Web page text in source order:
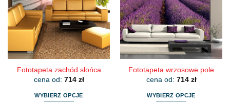
można
wybrać
na
stronie
produktu
można
wybrać
na
stronie
produktu
Fototapeta zachód słońca
cena od: 714 zł
WYBIERZ OPCJE
Fototapeta wrzosowe pole
cena od: 714 zł
WYBIERZ OPCJE